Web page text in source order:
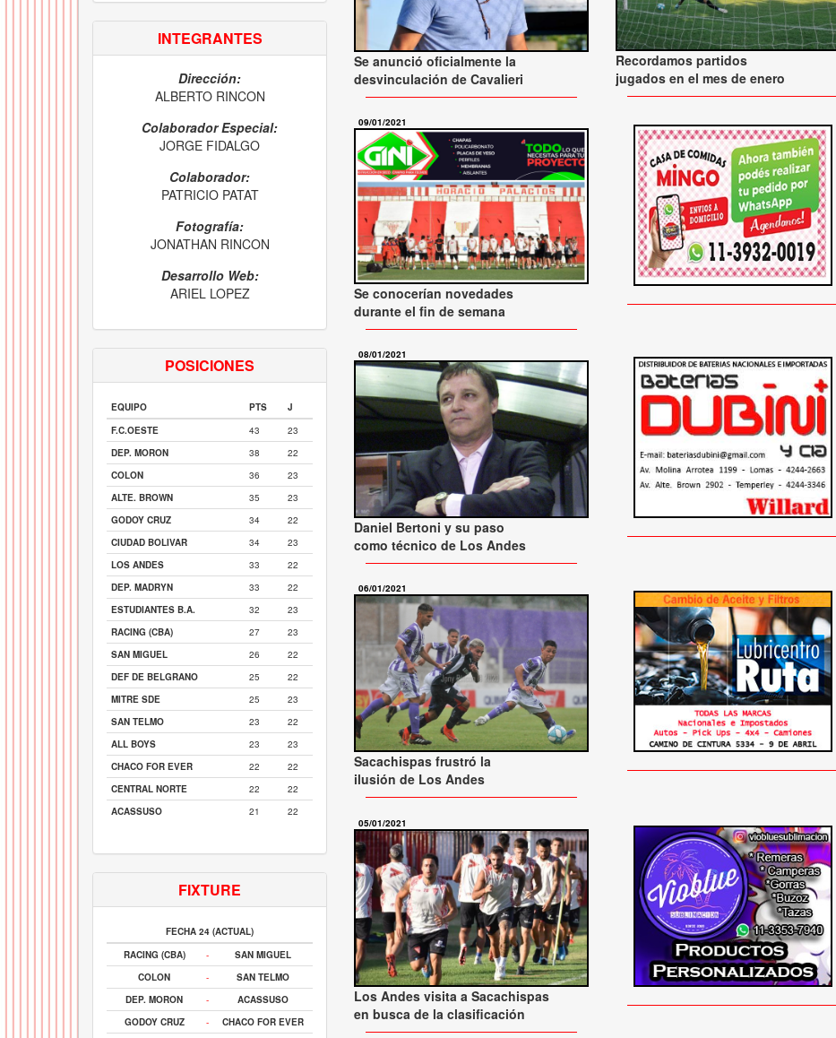
INTEGRANTES
Dirección:
ALBERTO RINCON
Colaborador Especial:
JORGE FIDALGO
Colaborador:
PATRICIO PATAT
Fotografía:
JONATHAN RINCON
Desarrollo Web:
ARIEL LOPEZ
POSICIONES
EQUIPO PTS
J
F.C.OESTE
43
23
DEP. MORON
38
22
COLON
36
23
ALTE. BROWN
35
23
GODOY CRUZ
34
22
CIUDAD BOLIVAR
34
23
LOS ANDES
33
22
DEP. MADRYN
33
22
ESTUDIANTES B.A.
32
23
RACING (CBA)
27
23
SAN MIGUEL
26
22
DEF DE BELGRANO
25
22
MITRE SDE
25
23
SAN TELMO
23
22
ALL BOYS
23
23
CHACO FOR EVER
22
22
CENTRAL NORTE
22
22
ACASSUSO
21 22
FIXTURE
FECHA 24 (ACTUAL)
RACING (CBA)
-
SAN MIGUEL
COLON
-
SAN TELMO
DEP. MORON
-
ACASSUSO
GODOY CRUZ
-
CHACO FOR EVER
Se anunció oficialmente la
desvinculación de Cavalieri
Recordamos partidos
jugados en el mes de enero
09/01/2021
Se conocerían novedades
durante el fin de semana
08/01/2021
Daniel Bertoni y su paso
como técnico de Los Andes
06/01/2021
Sacachispas frustró la
ilusión de Los Andes
05/01/2021
Los Andes visita a Sacachispas
en busca de la clasificación